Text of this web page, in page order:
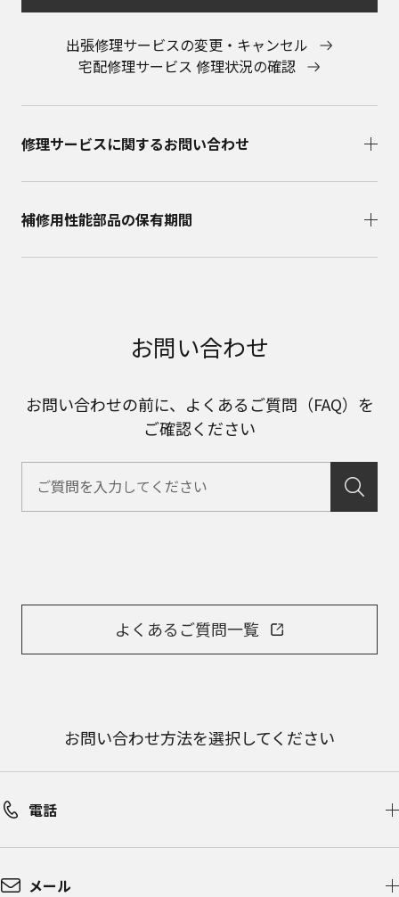
出張修理サービスの変更・キャンセル
宅配修理サービス 修理状況の確認
修理サービスに関するお問い合わせ​
補修用性能部品の保有期間​
お問い合わせ
お問い合わせの前に、よくあるご質問（FAQ）を
ご確認ください
よくあるご質問一覧
お問い合わせ方法を選択してください
電話
メール